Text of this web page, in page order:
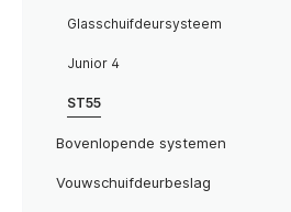
Glasschuifdeursysteem
Junior 4
ST55
Bovenlopende systemen
Vouwschuifdeurbeslag